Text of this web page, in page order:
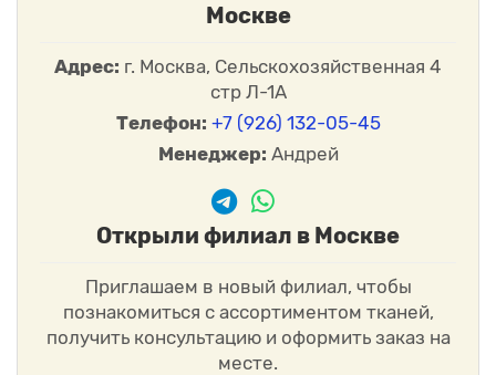
Москве
Адрес: г. Москва, Сельскохозяйственная 4
стр Л-1А
Телефон: +7 (926) 132-05-45
Менеджер: Андрей
Открыли филиал в Москве
Приглашаем в новый филиал, чтобы
познакомиться с ассортиментом тканей,
получить консультацию и оформить заказ на
месте.